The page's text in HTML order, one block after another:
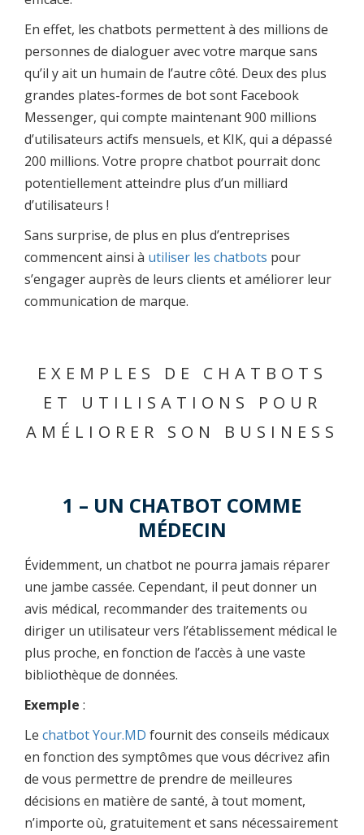
En effet, les chatbots permettent à des millions de
personnes de dialoguer avec votre marque sans
qu’il y ait un humain de l’autre côté. Deux des plus
grandes plates-formes de bot sont Facebook
Messenger, qui compte maintenant 900 millions
d’utilisateurs actifs mensuels, et KIK, qui a dépassé
200 millions. Votre propre chatbot pourrait donc
potentiellement atteindre plus d’un milliard
d’utilisateurs !
Sans surprise, de plus en plus d’entreprises
commencent ainsi à utiliser les chatbots pour
s’engager auprès de leurs clients et améliorer leur
communication de marque.
EXEMPLES DE CHATBOTS
ET UTILISATIONS POUR
AMÉLIORER SON BUSINESS
1 – UN CHATBOT COMME
MÉDECIN
Évidemment, un chatbot ne pourra jamais réparer
une jambe cassée. Cependant, il peut donner un
avis médical, recommander des traitements ou
diriger un utilisateur vers l’établissement médical le
plus proche, en fonction de l’accès à une vaste
bibliothèque de données.
Exemple :
Le chatbot Your.MD fournit des conseils médicaux
en fonction des symptômes que vous décrivez afin
de vous permettre de prendre de meilleures
décisions en matière de santé, à tout moment,
n’importe où, gratuitement et sans nécessairement